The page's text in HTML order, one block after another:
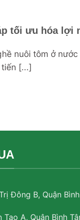
tối ưu hóa lợi
nuôi tôm ở
[...]
Đông B, Quận
A, Quận Bình